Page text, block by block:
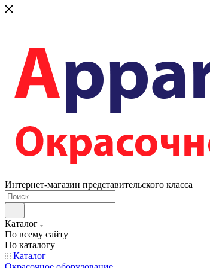
Интернет-магазин представительского класса
Каталог
По всему сайту
По каталогу
Каталог